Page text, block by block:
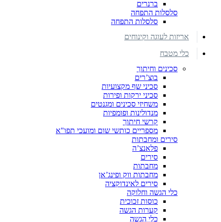
ברנרים
סלסלות התפחה
סלסלות התפחה
אריזות לעוגה וקינוחים
כלי מטבח
סכינים וחיתוך
בוצ’רים
סכיני שף מקצועיות
סכיני ירקות ופירות
משחיזי סכינים ומגנטים
מנדולינות ופומפיות
קרשי חיתוך
מספריים כותשי שום ומועכי תפו"א
סירים ומחבתות
פלאנצ’ה
סירים
מחבתות
מחבתות ווק ופינג’אן
סירים לאינדוקציה
כלי הגשה וחלוקה
כוסות זכוכית
קערות הגשה
כלי הגשה